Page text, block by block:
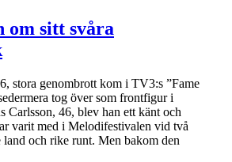
om sitt svåra
stora genombrott kom i TV3:s ”Fame
tog över som frontfigur i
Carlsson, 46, blev han ett känt och
varit med i Melodifestivalen vid två
och rike runt. Men bakom den